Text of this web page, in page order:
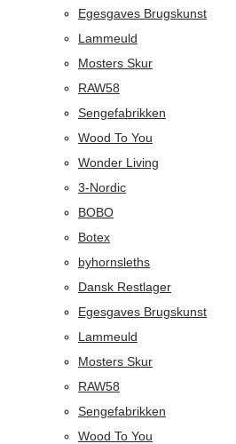
Egesgaves Brugskunst
Lammeuld
Mosters Skur
RAW58
Sengefabrikken
Wood To You
Wonder Living
3-Nordic
BOBO
Botex
byhornsleths
Dansk Restlager
Egesgaves Brugskunst
Lammeuld
Mosters Skur
RAW58
Sengefabrikken
Wood To You